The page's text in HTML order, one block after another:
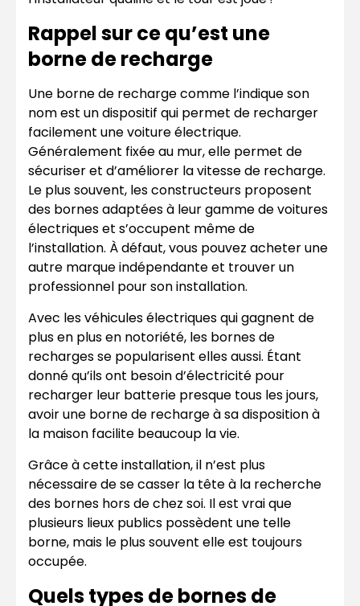
Rappel sur ce qu’est une
borne de recharge
Une borne de recharge comme l’indique son
nom est un dispositif qui permet de recharger
facilement une voiture électrique.
Généralement fixée au mur, elle permet de
sécuriser et d’améliorer la vitesse de recharge.
Le plus souvent, les constructeurs proposent
des bornes adaptées à leur gamme de voitures
électriques et s’occupent même de
l’installation. À défaut, vous pouvez acheter une
autre marque indépendante et trouver un
professionnel pour son installation.
Avec les véhicules électriques qui gagnent de
plus en plus en notoriété, les bornes de
recharges se popularisent elles aussi. Étant
donné qu’ils ont besoin d’électricité pour
recharger leur batterie presque tous les jours,
avoir une borne de recharge à sa disposition à
la maison facilite beaucoup la vie.
Grâce à cette installation, il n’est plus
nécessaire de se casser la tête à la recherche
des bornes hors de chez soi. Il est vrai que
plusieurs lieux publics possèdent une telle
borne, mais le plus souvent elle est toujours
occupée.
Quels types de bornes de